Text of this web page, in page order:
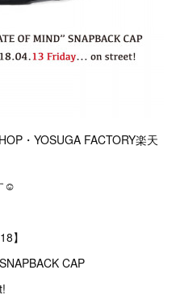
・YOSUGA FACTORY楽天
☺︎
】
CAP